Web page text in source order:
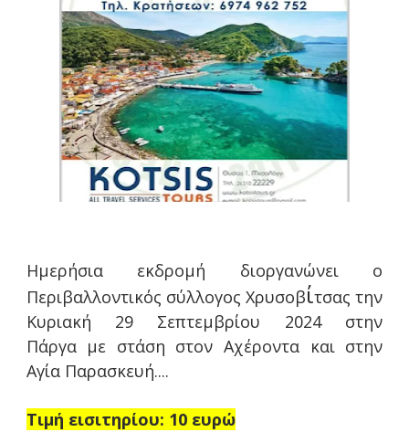
Ημερήσια εκδρομή διοργανώνει ο
Περιβαλλοντικός σύλλογος Χρυσοβίτσας την
Κυριακή 29 Σεπτεμβρίου 2024 στην
Πάργα με στάση στον Αχέροντα και στην
Αγία Παρασκευή....
Τιμή εισιτηρίου: 10 ευρώ